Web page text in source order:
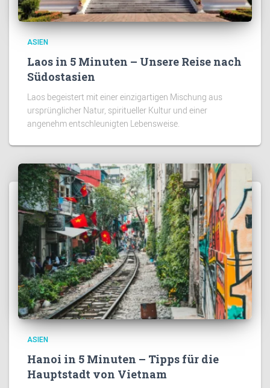
ASIEN
Laos in 5 Minuten – Unsere Reise nach
Südostasien
Laos begeistert mit einer einzigartigen Mischung aus
ursprünglicher Natur, spiritueller Kultur und einer
angenehm entschleunigten Lebensweise.
ASIEN
Hanoi in 5 Minuten – Tipps für die
Hauptstadt von Vietnam